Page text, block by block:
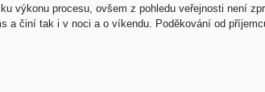
výkonu procesu, ovšem z pohledu veřejnosti není
a činí tak i v noci a o víkendu. Poděkování od